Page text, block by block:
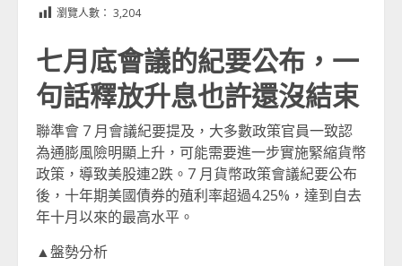
瀏覽人數： 3,204
七月底會議的紀要公布，一
句話釋放升息也許還沒結束
聯準會 7 月會議紀要提及，大多數政策官員一致認
為通膨風險明顯上升，可能需要進一步實施緊縮貨幣
政策，導致美股連2跌。7 月貨幣政策會議紀要公布
後，十年期美國債券的殖利率超過4.25%，達到自去
年十月以來的最高水平。
▲盤勢分析